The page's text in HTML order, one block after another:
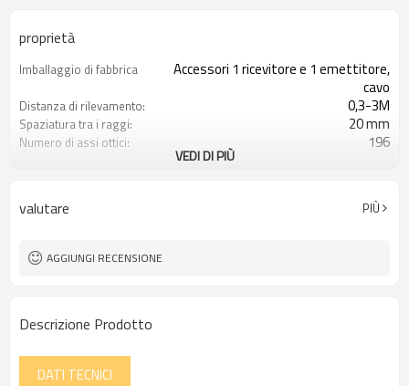
proprietà
Imballaggio di fabbrica
Accessori 1 ricevitore e 1 emettitore,
cavo
Distanza di rilevamento: 0,3-3M
Spaziatura tra i raggi: 20 mm
Numero di assi ottici: 196
Spina di interfaccia Dotato di connettore M8
VEDI DI PIÙ
valutare PIÙ
AGGIUNGI RECENSIONE
Descrizione Prodotto
DATI TECNICI